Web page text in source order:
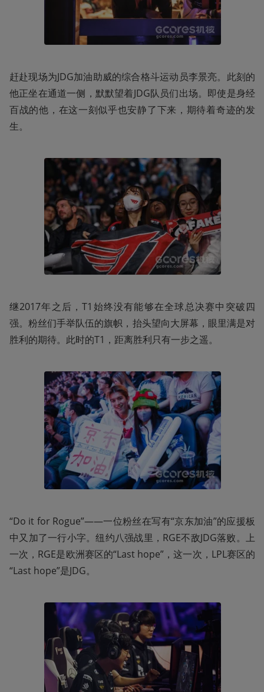
赶赴现场为JDG加油助威的综合格斗运动员李景亮。此刻的
他正坐在通道一侧，默默望着JDG队员们出场。即使是身经
百战的他，在这一刻似乎也安静了下来，期待着奇迹的发
生。
继2017年之后，T1始终没有能够在全球总决赛中突破四
强。粉丝们手举队伍的旗帜，抬头望向大屏幕，眼里满是对
胜利的期待。此时的T1，距离胜利只有一步之遥。
“Do it for Rogue”——一位粉丝在写有“京东加油”的应援板
中又加了一行小字。纽约八强战里，RGE不敌JDG落败。上
一次，RGE是欧洲赛区的“Last hope”，这一次，LPL赛区的
“Last hope”是JDG。